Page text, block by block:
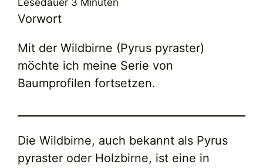
Vorwort
Mit der Wildbirne (Pyrus pyraster)
möchte ich meine Serie von
Baumprofilen fortsetzen.
Die Wildbirne, auch bekannt als Pyrus
pyraster oder Holzbirne, ist eine in